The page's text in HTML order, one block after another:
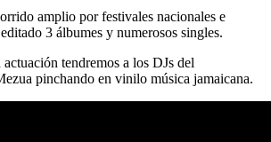
amplio por festivales nacionales e
3 álbumes y numerosos singles.
tendremos a los DJs del
pinchando en vinilo música jamaicana.